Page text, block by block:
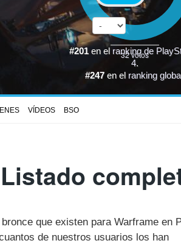
32votos
#201en el ranking de
4.
#247en el ranking global
VÍDEOS BSO
que existen para Warframe en
de nuestros usuarios los han